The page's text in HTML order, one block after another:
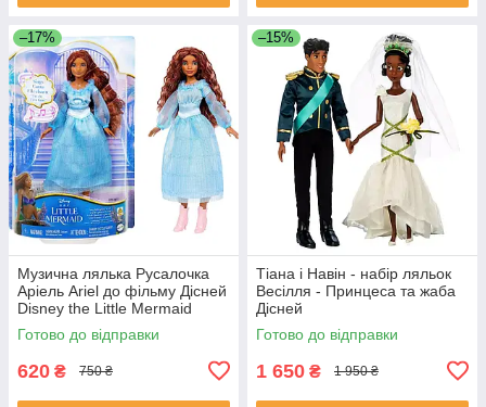
–17%
Музична лялька Русалочка
Аріель Ariel до фільму Дісней
Disney the Little Mermaid
Готово до відправки
620 ₴ 750 ₴
–15%
Тіана і Навін - набір ляльок
Весілля - Принцеса та жаба
Дісней
Готово до відправки
1 650 ₴ 1 950 ₴